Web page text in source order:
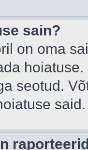
sain?
on oma
seotud.
said.